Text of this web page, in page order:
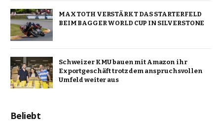
MAX TOTH VERSTÄRKT DAS STARTERFELD
BEIM BAGGER WORLD CUP IN SILVERSTONE
Schweizer KMU bauen mit Amazon ihr
Exportgeschäft trotz dem anspruchsvollen
Umfeld weiter aus
Beliebt